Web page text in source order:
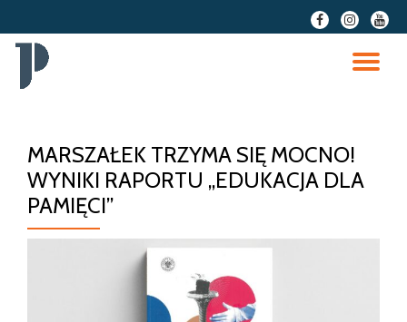
Przeskocz
fa-
facebook
fa-
instagram
fa-
MARSZAŁEK TRZYMA SIĘ MOCNO!
WYNIKI RAPORTU „EDUKACJA DLA
PAMIĘCI”